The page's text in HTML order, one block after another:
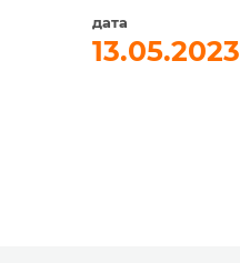
дата
13.05.2023